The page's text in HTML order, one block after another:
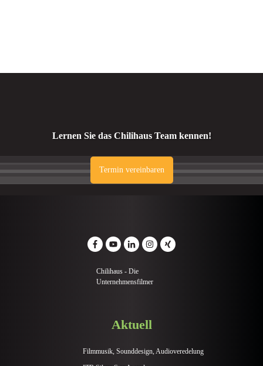
Lernen Sie das Chilihaus Team kennen!
Termin vereinbaren
Chilihaus - Die
Unternehmensfilmer
Aktuell
Filmmusik, Sounddesign, Audioveredelung